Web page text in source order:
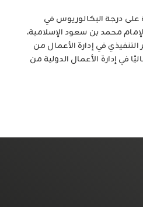
درجة البكالوريوس في
محمد بن سعود الإسلامية،
في إدارة الأعمال من
في إدارة الأعمال الدولية من